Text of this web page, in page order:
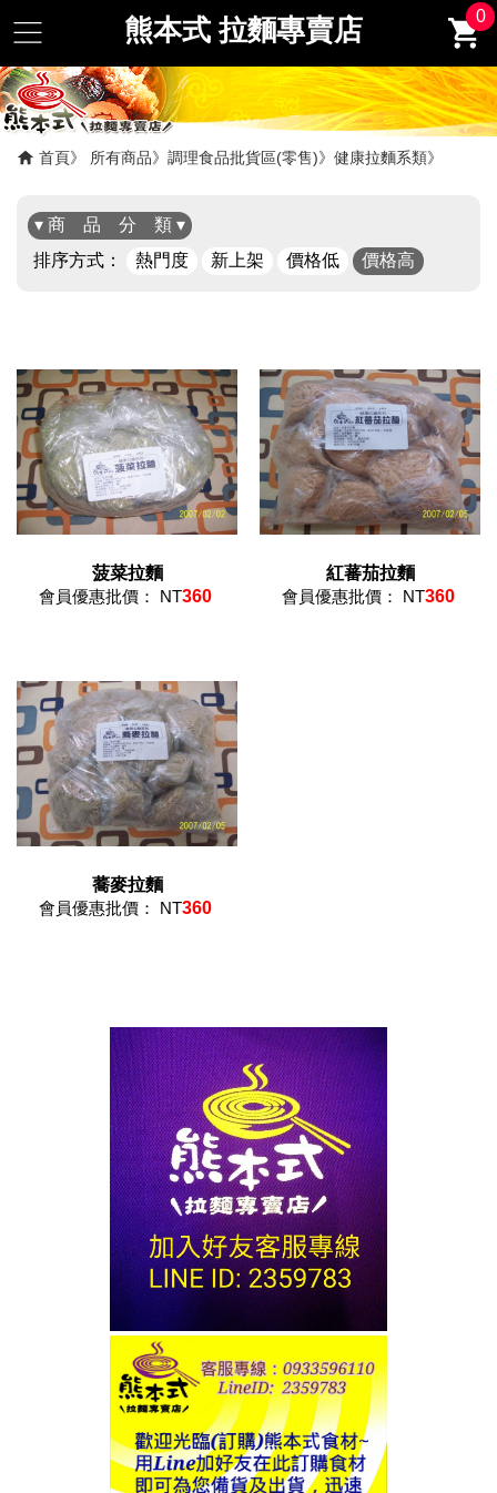
熊本式 拉麵專賣店 0
首頁 所有商品 調理食品批貨區(零售) 健康拉麵系類
▾ 商 品 分 類 ▾
排序方式：
熱門度 新上架 價格低 價格高
菠菜拉麵
會員優惠批價： NT360
紅蕃茄拉麵
會員優惠批價： NT360
蕎麥拉麵
會員優惠批價： NT360